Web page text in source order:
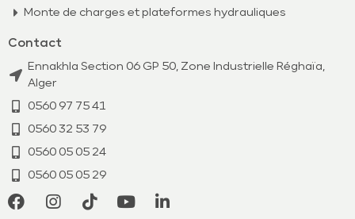
Monte de charges et plateformes hydrauliques
Contact
Ennakhla Section 06 GP 50, Zone Industrielle Réghaïa,
Alger
0560 97 75 41
0560 32 53 79​
0560 05 05 24
0560 05 05 29